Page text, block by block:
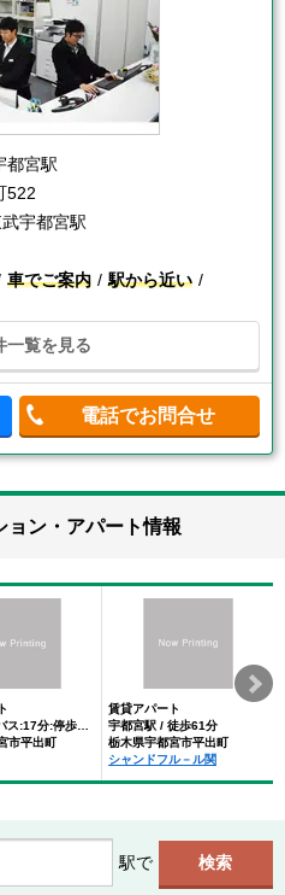
都宮駅
522
宇都宮駅
車でご案内
駅から近い
一覧を見る
電話でお問合せ
ョン・アパート情報
市平出町
賃貸アパート
宇都宮駅 / 徒歩61分
栃木県宇都宮市平出町
シャンドフル－ル関
駅で